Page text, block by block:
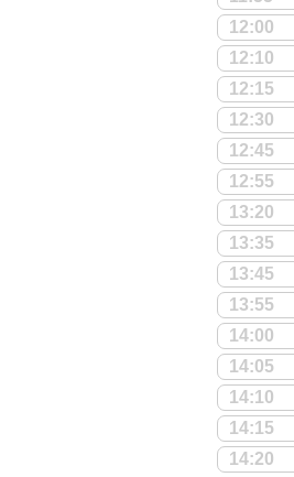
12:00
12:10
12:15
12:30
12:45
12:55
13:20
13:35
13:45
13:55
14:00
14:05
14:10
14:15
14:20